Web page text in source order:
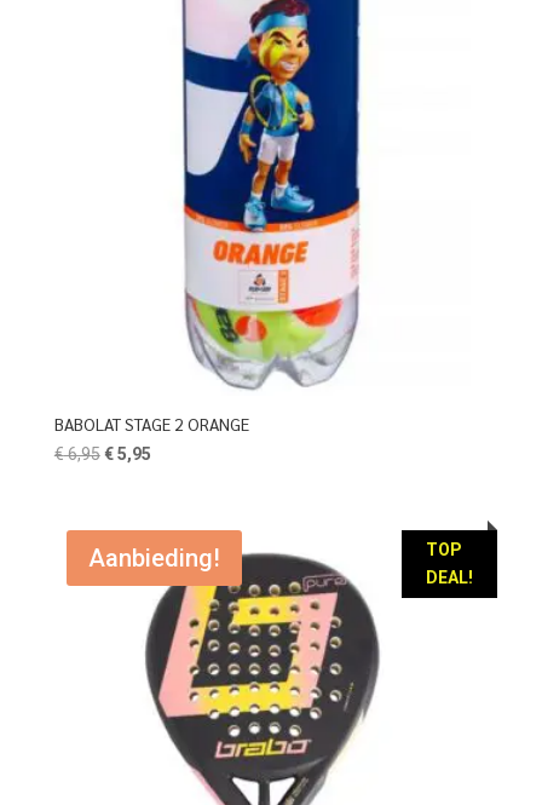
BABOLAT STAGE 2 ORANGE
€6,95 Oorspronkelijke
€ 6,95.
€5,95Huidige
€ 5,95.
TOP
DEAL!
Aanbieding!